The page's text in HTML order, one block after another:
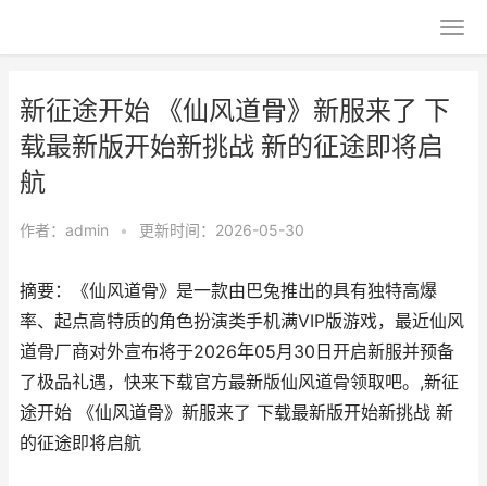
新征途开始 《仙风道骨》新服来了 下
载最新版开始新挑战 新的征途即将启
航
作者： admin • 更新时间：2026-05-30
摘要：《仙风道骨》是一款由巴兔推出的具有独特高爆
率、起点高特质的角色扮演类手机满VIP版游戏，最近仙风
道骨厂商对外宣布将于2026年05月30日开启新服并预备
了极品礼遇，快来下载官方最新版仙风道骨领取吧。,新征
途开始 《仙风道骨》新服来了 下载最新版开始新挑战 新
的征途即将启航